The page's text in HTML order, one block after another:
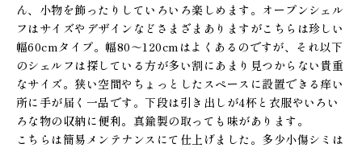
ん、小物を飾ったりしていろいろ楽しめます。オープンシェル
フはサイズやデザインなどさまざまありますがこちらは珍しい
幅60cmタイプ。幅80～120cmはよくあるのですが、それ以下
のシェルフは探している方が多い割にあまり見つからない貴重
なサイズ。狭い空間やちょっとしたスペースに設置できる痒い
所に手が届く一品です。下段は引き出しが4杯と衣服やいろい
ろな物の収納に便利。真鍮製の取っても味があります。
こちらは簡易メンテナンスにて仕上げました。多少小傷シミは